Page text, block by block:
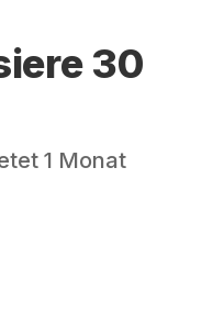
30
1 Monat